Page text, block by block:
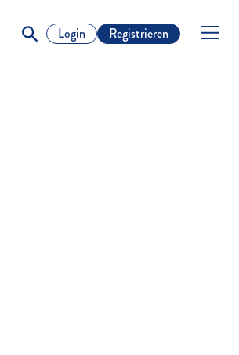
Login Registrieren